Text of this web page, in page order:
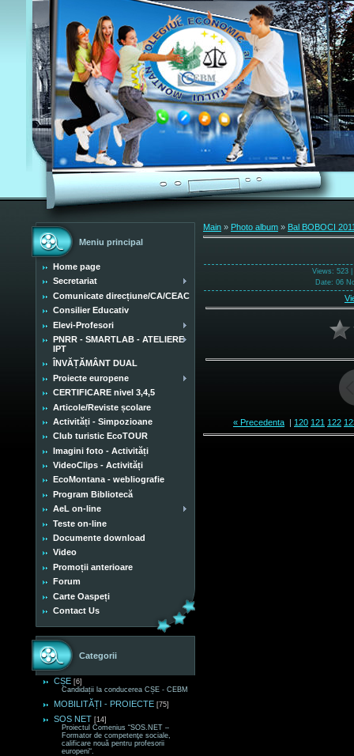
Meniu principal
Home page
Secretariat
Comunicate direcțiune/CA/CEAC
Consilier Educativ
Elevi-Profesori
PNRR - SMARTLAB - ATELIERE
IPT
ÎNVĂȚĂMÂNT DUAL
Proiecte europene
CERTIFICARE nivel 3,4,5
Articole/Reviste școlare
Activități - Simpozioane
Club turistic EcoTOUR
Imagini foto - Activități
VideoClips - Activități
EcoMontana - webliografie
Program Bibliotecă
AeL on-line
Teste on-line
Documente download
Video
Promoții anterioare
Forum
Carte Oaspeți
Contact Us
Categorii
CȘE [6]
Candidații la conducerea CȘE - CEBM
MOBILITĂȚI - PROIECTE [75]
SOS NET [14]
Proiectul Comenius “SOS.NET –
Formator de competenţe sociale,
calificare nouă pentru profesorii
europeni“.
Main » Photo album » Bal BOBOCI
Views: 523 |
Date: 06
« Precedenta | 120 121 122